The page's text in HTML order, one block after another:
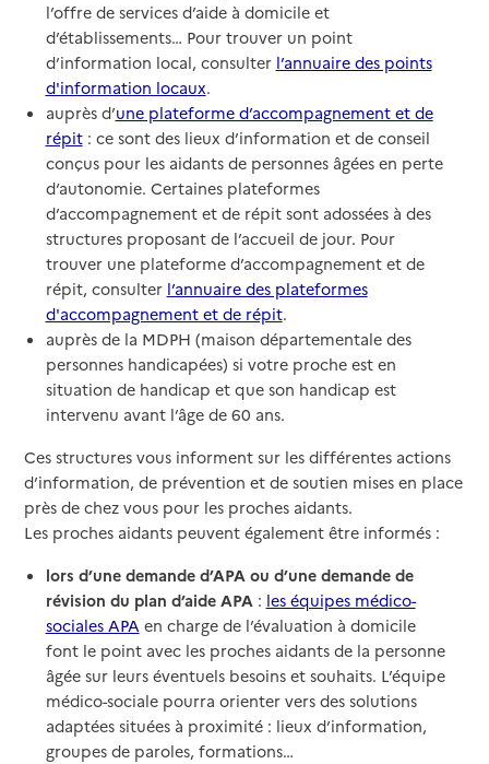
l’offre de services d’aide à domicile et
d’établissements… Pour trouver un point
d’information local, consulter l’annuaire des points
d'information locaux.
auprès d’une plateforme d’accompagnement et de
répit: ce sont des lieux d’information et de conseil
conçus pour les aidants de personnes âgées en perte
d‘autonomie. Certaines plateformes
d’accompagnement et de répit sont adossées à des
structures proposant de l’accueil de jour. Pour
trouver une plateforme d’accompagnement et de
répit, consulter l’annuaire des plateformes
d'accompagnement et de répit.
auprès de la MDPH (maison départementale des
personnes handicapées) si votre proche est en
situation de handicap et que son handicap est
intervenu avant l’âge de 60 ans.
Ces structures vous informent sur les différentes actions
d’information, de prévention et de soutien mises en place
près de chez vous pour les proches aidants.
Les proches aidants peuvent également être informés :
lors d’une demande d’APA ou d’une demande de
révision du plan d’aide APA: les équipes médico-
sociales APA en charge de l’évaluation à domicile
font le point avec les proches aidants de la personne
âgée sur leurs éventuels besoins et souhaits. L’équipe
médico-sociale pourra orienter vers des solutions
adaptées situées à proximité : lieux d’information,
groupes de paroles, formations…